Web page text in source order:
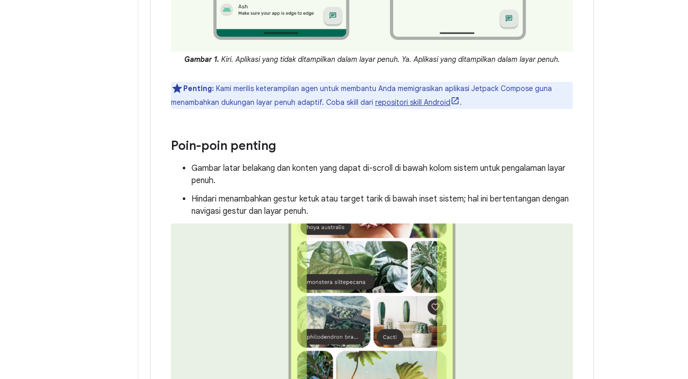
Gambar 1. Kiri. Aplikasi yang tidak ditampilkan dalam layar penuh. Ya. Aplikasi yang ditampilkan dalam layar penuh.
Penting: Kami merilis keterampilan agen untuk membantu Anda memigrasikan aplikasi Jetpack Compose guna
menambahkan dukungan layar penuh adaptif. Coba skill dari repositori skill Android .
Poin-poin penting
Gambar latar belakang dan konten yang dapat di-scroll di bawah kolom sistem untuk pengalaman layar
penuh.
Hindari menambahkan gestur ketuk atau target tarik di bawah inset sistem; hal ini bertentangan dengan
navigasi gestur dan layar penuh.